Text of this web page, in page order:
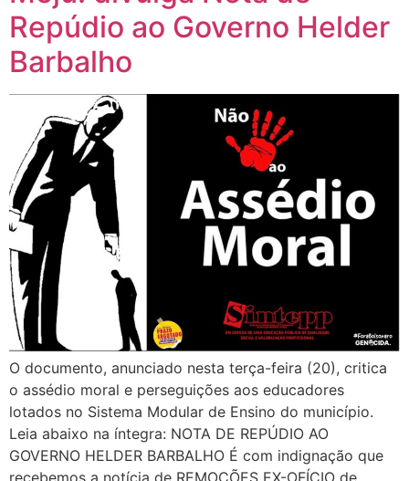
Repúdio ao Governo Helder
Barbalho
O documento, anunciado nesta terça-feira (20), critica
o assédio moral e perseguições aos educadores
lotados no Sistema Modular de Ensino do município.
Leia abaixo na íntegra: NOTA DE REPÚDIO AO
GOVERNO HELDER BARBALHO É com indignação que
recebemos a notícia de REMOÇÕES EX-OFÍCIO de